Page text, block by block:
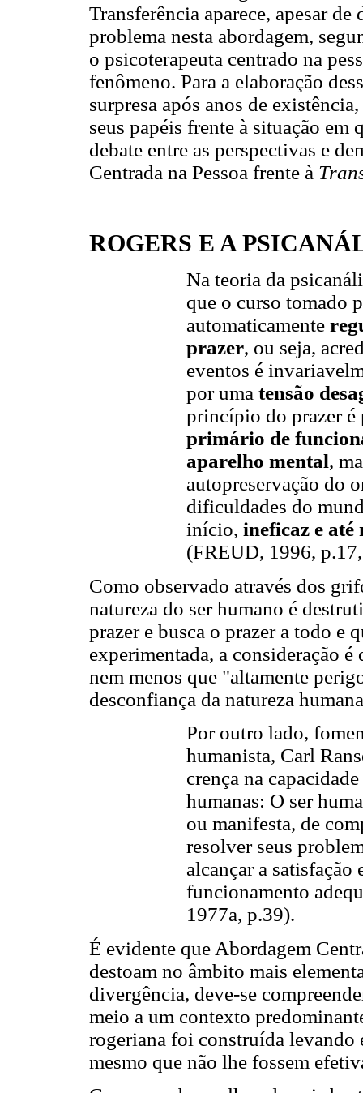
Transferência aparece, apesar
problema nesta abordagem,
o psicoterapeuta centrado na
fenômeno. Para a elaboração
surpresa após anos de
seus papéis frente à situação
debate entre as perspectivas e
Centrada na Pessoa frente à
ROGERS E A
Na teoria da
que o curso tomado
automaticamente
prazer, ou seja,
eventos é
por uma tensão
princípio do prazer
primário de
aparelho mental,
autopreservação do
dificuldades do
início, ineficaz e até
(FREUD, 1996,
Como observado através dos
natureza do ser humano é
prazer e busca o prazer a todo e
experimentada, a consideração
nem menos que "altamente
desconfiança da natureza
Por outro lado,
humanista, Carl
crença na
humanas: O ser
ou manifesta, de
resolver seus
alcançar a satisfação
funcionamento
1977a, p.39).
É evidente que Abordagem
destoam no âmbito mais
divergência, deve-se
meio a um contexto
rogeriana foi construída levando
mesmo que não lhe fossem